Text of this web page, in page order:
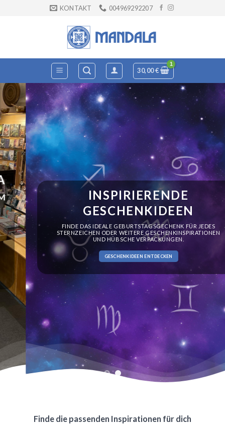
KONTAKT 004969292207
30,00€
INSPIRIERENDE
GESCHENKIDEEN
FINDE DAS IDEALE GEBURTSTAGSGECHENK FÜR JEDES
STERNZEICHEN ODER WEITERE GESCHENKINSPIRATIONEN
UND HÜBSCHE VERPACKUNGEN.
GESCHENKIDEEN ENTDECKEN
Finde die passenden Inspirationen für dich